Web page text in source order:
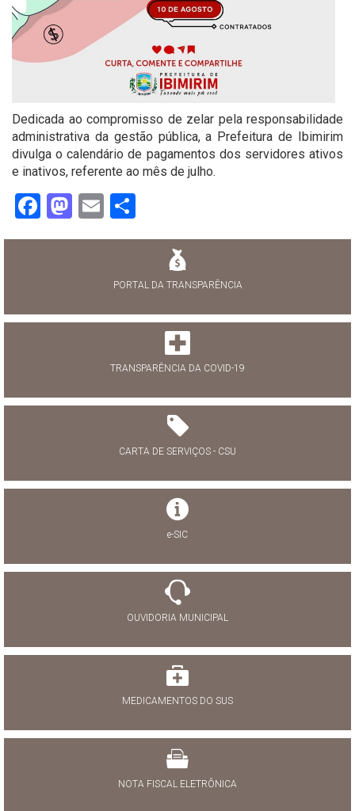
Dedicada ao compromisso de zelar pela responsabilidade
administrativa da gestão pública, a Prefeitura de Ibimirim
divulga o calendário de pagamentos dos servidores ativos
e inativos, referente ao mês de julho.
Facebook
Mastodon
Email
PORTAL DA TRANSPARÊNCIA
TRANSPARÊNCIA DA COVID-19
CARTA DE SERVIÇOS - CSU
e-SIC
OUVIDORIA MUNICIPAL
MEDICAMENTOS DO SUS
NOTA FISCAL ELETRÔNICA